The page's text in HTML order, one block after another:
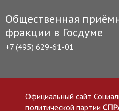
Общественная
фракции в Госдуме
+7 (495) 629-61-01
Официальный сайт
политической партии